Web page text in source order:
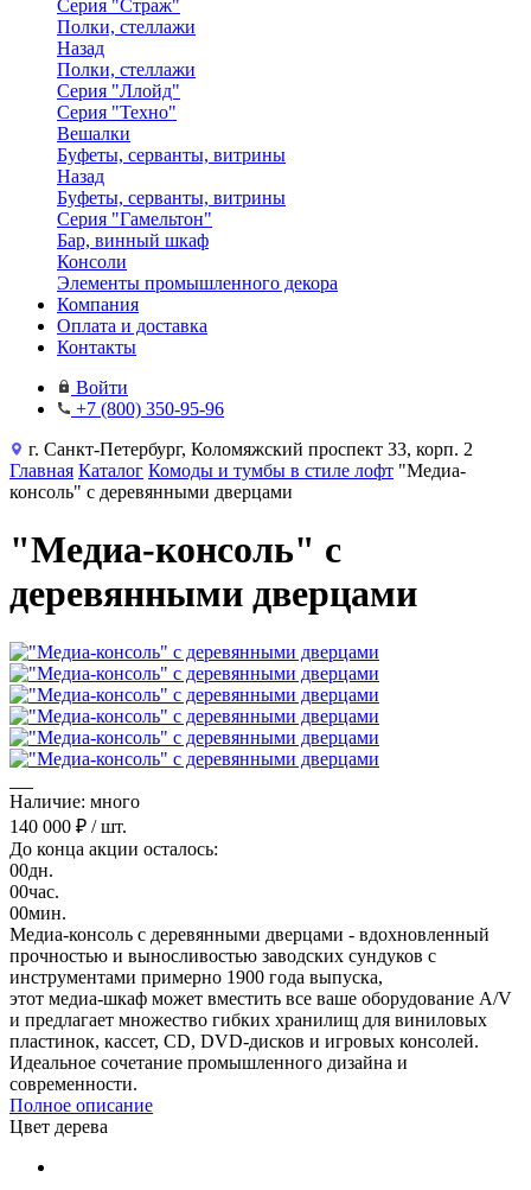
Серия "Страж"
Полки, стеллажи
Назад
Полки, стеллажи
Серия "Ллойд"
Серия "Техно"
Вешалки
Буфеты, серванты, витрины
Назад
Буфеты, серванты, витрины
Серия "Гамельтон"
Бар, винный шкаф
Консоли
Элементы промышленного декора
Компания
Оплата и доставка
Контакты
Войти
+7 (800) 350-95-96
г. Санкт-Петербург, Коломяжский проспект 33, корп. 2
Главная Каталог Комоды и тумбы в стиле лофт "Медиа-
консоль" с деревянными дверцами
"Медиа-консоль" с
деревянными дверцами
Наличие: много
140 000 ₽ / шт.
До конца акции осталось:
00дн.
00час.
00мин.
Медиа-консоль с деревянными дверцами - вдохновленный
прочностью и выносливостью заводских сундуков с
инструментами примерно 1900 года выпуска,
этот медиа-шкаф может вместить все ваше оборудование A/V
и предлагает множество гибких хранилищ для виниловых
пластинок, кассет, CD, DVD-дисков и игровых консолей.
Идеальное сочетание промышленного дизайна и
современности.
Полное описание
Цвет дерева